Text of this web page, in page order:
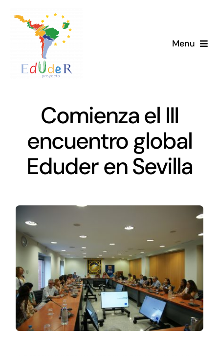
contenido
Menu
Biblioteca
Comienza el III
encuentro global
Eduder en Sevilla